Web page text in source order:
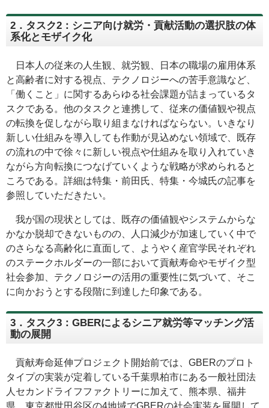
2．タスク2：シニア向け就労・貢献活動の選択肢の体
系化とモザイク化
日本人の従来の人生観、就労観、日本の職場の雇用体系
と高齢者に対する視点、テクノロジーへの苦手意識など、
「働くこと」に関するあらゆる社会課題が詰まっているタ
スクである。他のタスクと連携して、従来の価値観や視点
の転換を促しながら取り組まなければならない。いきなり
新しい仕組みを導入しても作動が見込めない領域で、既存
の流れの中で徐々に新しい視点や仕組みを取り入れていき
ながら方向転換につなげていくような戦略が求められると
ころである。詳細は特集・前田氏、特集・今城氏の記事を
参照していただきたい。
我が国の現状としては、既存の価値観やシステムからな
かなか脱却できないものの、人口減少が加速していく中で
のさらなる高齢化に直面して、ようやく産官学民それぞれ
のステークホルダーの一部において貢献寿命やモザイク型
社会参加、テクノロジーの活用の重要性に気づいて、そこ
に向かおうとする段階に到達した印象である。
3．タスク3：GBERによるシニア就労等マッチング活
動の展開
貢献寿命延伸プロジェクト開始前では、GBERのプロト
タイプの実装が定着している千葉県柏市にある一般社団法
人セカンドライフファクトリーに加えて、熊本県、福井
県、東京都世田谷区の4地域でGBERの社会実装を展開して